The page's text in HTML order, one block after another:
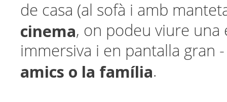
de casa (al sofà i amb
cinema, on podeu viure una
immersiva i en pantalla gran
amics o la família.